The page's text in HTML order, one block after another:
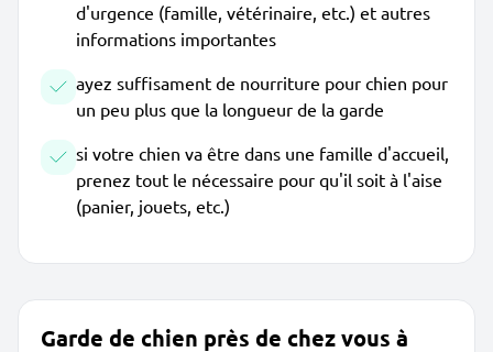
d'urgence (famille, vétérinaire, etc.) et autres
informations importantes
ayez suffisament de nourriture pour chien pour
un peu plus que la longueur de la garde
si votre chien va être dans une famille d'accueil,
prenez tout le nécessaire pour qu'il soit à l'aise
(panier, jouets, etc.)
Garde de chien près de chez vous à